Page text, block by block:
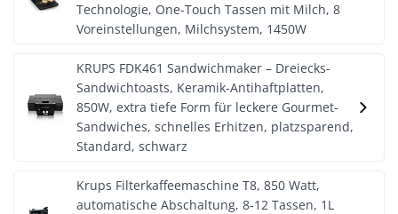
Technologie, One-Touch Tassen mit Milch, 8
Voreinstellungen, Milchsystem, 1450W
KRUPS FDK461 Sandwichmaker – Dreiecks-
Sandwichtoasts, Keramik-Antihaftplatten,
850W, extra tiefe Form für leckere Gourmet-
Sandwiches, schnelles Erhitzen, platzsparend,
Standard, schwarz
Krups Filterkaffeemaschine T8, 850 Watt,
automatische Abschaltung, 8-12 Tassen, 1L